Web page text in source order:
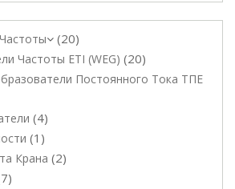
20
Частоты ETI (WEG) 20
Постоянного Тока ТПЕ
4
1
Крана 2
7